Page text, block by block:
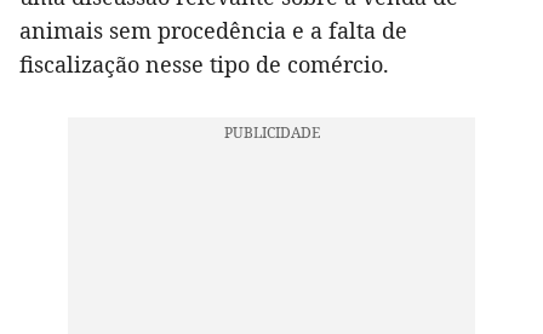
animais sem procedência e a falta de
fiscalização nesse tipo de comércio.